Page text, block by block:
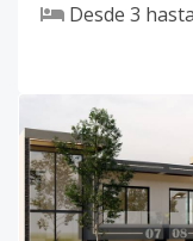
Desde 3 hasta